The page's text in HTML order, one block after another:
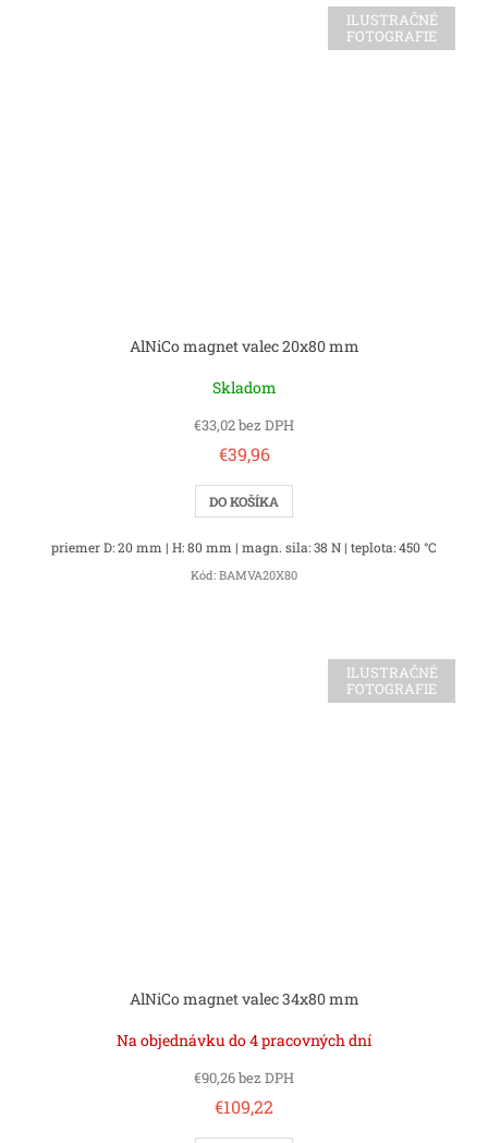
ILUSTRAČNÉ
FOTOGRAFIE
AlNiCo magnet valec 20x80 mm
Skladom
€33,02 bez DPH
€39,96
DO KOŠÍKA
priemer D: 20 mm | H: 80 mm | magn. sila: 38 N | teplota: 450 °C
Kód: BAMVA20X80
ILUSTRAČNÉ
FOTOGRAFIE
AlNiCo magnet valec 34x80 mm
Na objednávku do 4 pracovných dní
€90,26 bez DPH
€109,22